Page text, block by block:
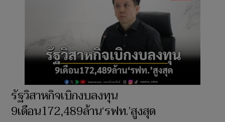
รัฐวิสาหกิจเบิกงบลงทุน
9เดือน172,489ล้าน‘รฟท.’สูงสุด